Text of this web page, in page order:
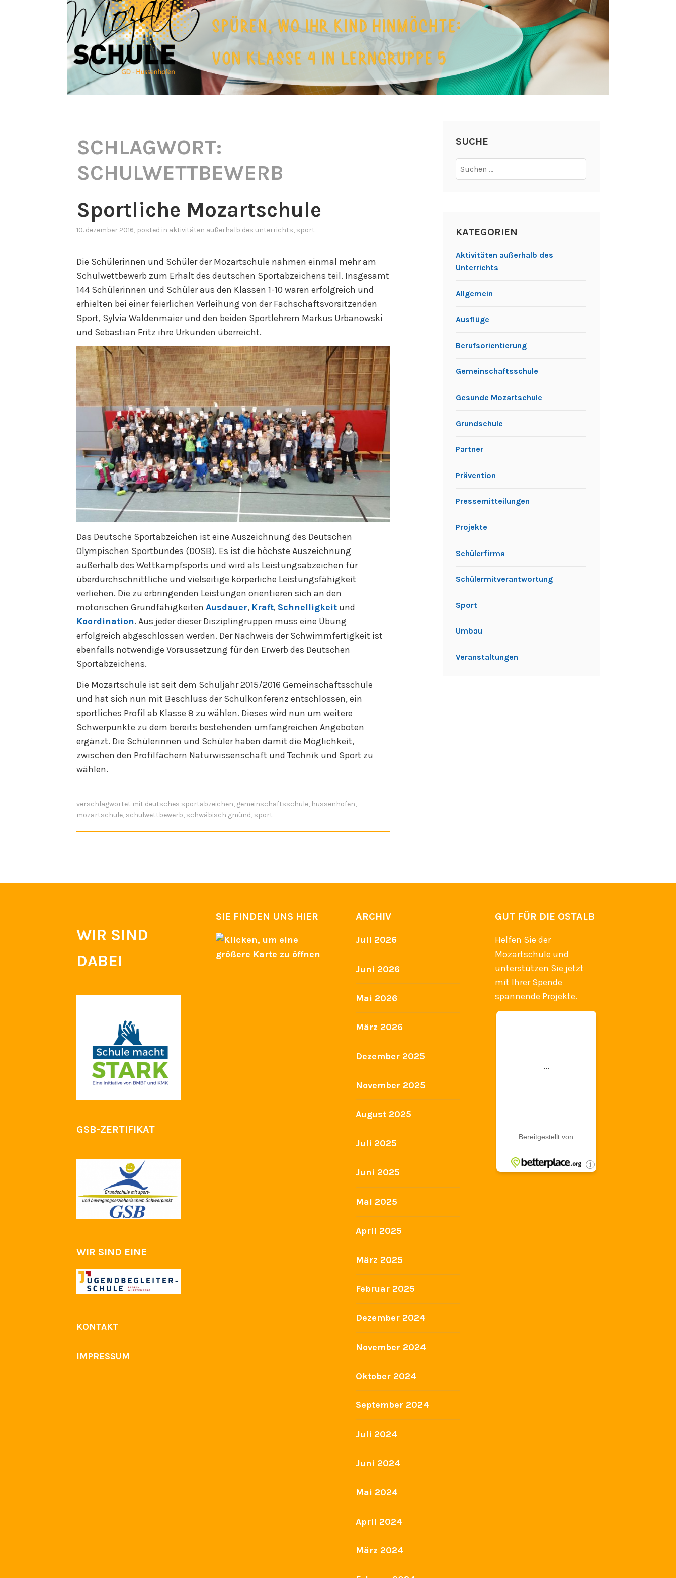
SCHLAGWORT:
SCHULWETTBEWERB
Sportliche Mozartschule
10. dezember 2016, posted in aktivitäten außerhalb des unterrichts, sport
Die Schülerinnen und Schüler der Mozartschule nahmen einmal mehr am
Schulwettbewerb zum Erhalt des deutschen Sportabzeichens teil. Insgesamt
144 Schülerinnen und Schüler aus den Klassen 1-10 waren erfolgreich und
erhielten bei einer feierlichen Verleihung von der Fachschaftsvorsitzenden
Sport, Sylvia Waldenmaier und den beiden Sportlehrern Markus Urbanowski
und Sebastian Fritz ihre Urkunden überreicht.
Das Deutsche Sportabzeichen ist eine Auszeichnung des Deutschen
Olympischen Sportbundes (DOSB). Es ist die höchste Auszeichnung
außerhalb des Wettkampfsports und wird als Leistungsabzeichen für
überdurchschnittliche und vielseitige körperliche Leistungsfähigkeit
verliehen. Die zu erbringenden Leistungen orientieren sich an den
motorischen Grundfähigkeiten Ausdauer, Kraft, Schnelligkeit und
Koordination. Aus jeder dieser Disziplingruppen muss eine Übung
erfolgreich abgeschlossen werden. Der Nachweis der Schwimmfertigkeit ist
ebenfalls notwendige Voraussetzung für den Erwerb des Deutschen
Sportabzeichens.
Die Mozartschule ist seit dem Schuljahr 2015/2016 Gemeinschaftsschule
und hat sich nun mit Beschluss der Schulkonferenz entschlossen, ein
sportliches Profil ab Klasse 8 zu wählen. Dieses wird nun um weitere
Schwerpunkte zu dem bereits bestehenden umfangreichen Angeboten
ergänzt. Die Schülerinnen und Schüler haben damit die Möglichkeit,
zwischen den Profilfächern Naturwissenschaft und Technik und Sport zu
wählen.
verschlagwortet mit deutsches sportabzeichen, gemeinschaftsschule, hussenhofen,
mozartschule, schulwettbewerb, schwäbisch gmünd, sport
SUCHE
nach:
KATEGORIEN
Aktivitäten außerhalb des
Unterrichts
Allgemein
Ausflüge
Berufsorientierung
Gemeinschaftsschule
Gesunde Mozartschule
Grundschule
Partner
Prävention
Pressemitteilungen
Projekte
Schülerfirma
Schülermitverantwortung
Sport
Umbau
Veranstaltungen
WIR SIND
DABEI
GSB-ZERTIFIKAT
WIR SIND EINE
KONTAKT
IMPRESSUM
SIE FINDEN UNS HIER ARCHIV
Juli 2026
Juni 2026
Mai 2026
März 2026
Dezember 2025
November 2025
August 2025
Juli 2025
Juni 2025
Mai 2025
April 2025
März 2025
Februar 2025
Dezember 2024
November 2024
Oktober 2024
September 2024
Juli 2024
Juni 2024
Mai 2024
April 2024
März 2024
GUT FÜR DIE OSTALB
Helfen Sie der
Mozartschule und
unterstützen Sie jetzt
mit Ihrer Spende
spannende Projekte.